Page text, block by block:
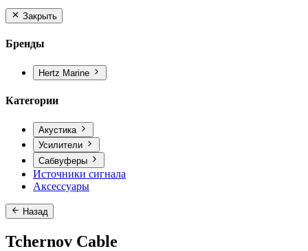
Закрыть
Бренды
Hertz Marine
Категории
Акустика
Усилители
Сабвуферы
Источники сигнала
Аксессуары
Назад
Tchernov Cable